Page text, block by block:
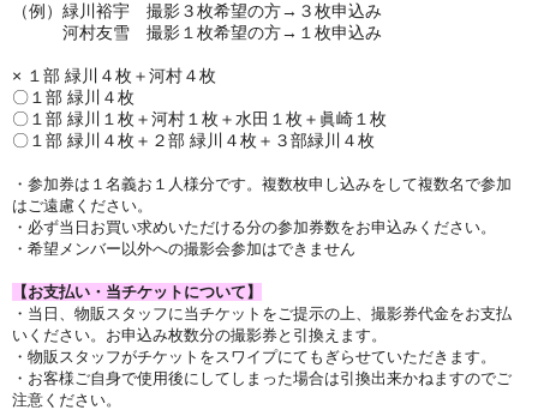
（例）緑川裕宇 撮影３枚希望の方→３枚申込み
河村友雪 撮影１枚希望の方→１枚申込み
× １部 緑川４枚＋河村４枚
〇１部 緑川４枚
〇１部 緑川１枚＋河村１枚＋水田１枚＋眞崎１枚
〇１部 緑川４枚＋２部 緑川４枚＋３部緑川４枚
・参加券は１名義お１人様分です。複数枚申し込みをして複数名で参加
はご遠慮ください。
・必ず当日お買い求めいただける分の参加券数をお申込みください。
・希望メンバー以外への撮影会参加はできません
【お支払い・当チケットについて】
・当日、 物販スタッフに当チケットをご提示の上、 撮影券代金をお支払
いください。お申込み枚数分の撮影券と引換えます。
・物販スタッフがチケットをスワイプにてもぎらせていただきます。
・お客様ご自身で使用後にしてしまった場合は引換出来かねますのでご
注意ください。